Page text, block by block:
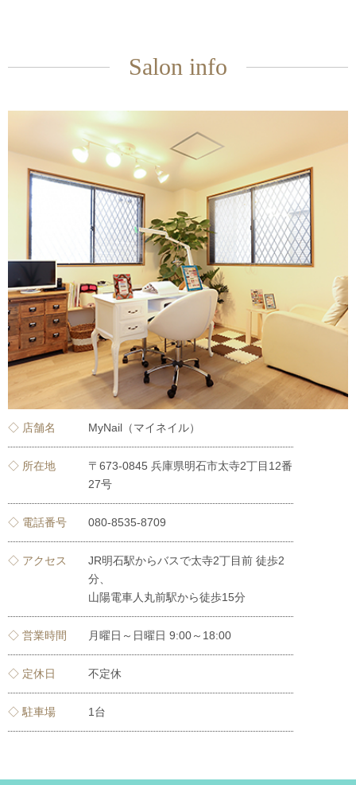
Salon info
◇ 店舗名 MyNail（マイネイル）
◇ 所在地
〒673-0845 兵庫県明石市太寺2丁目12番
27号
◇ 電話番号 080-8535-8709
◇ アクセス
JR明石駅からバスで太寺2丁目前 徒歩2
分、
山陽電車人丸前駅から徒歩15分
◇ 営業時間 月曜日～日曜日 9:00～18:00
◇ 定休日 不定休
◇ 駐車場 1台